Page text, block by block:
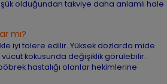
olduğundan takviye daha anlamlı hale
mı?
iyi tolere edilir. Yüksek dozlarda mide
vücut kokusunda değişiklik görülebilir.
hastalığı olanlar hekimlerine